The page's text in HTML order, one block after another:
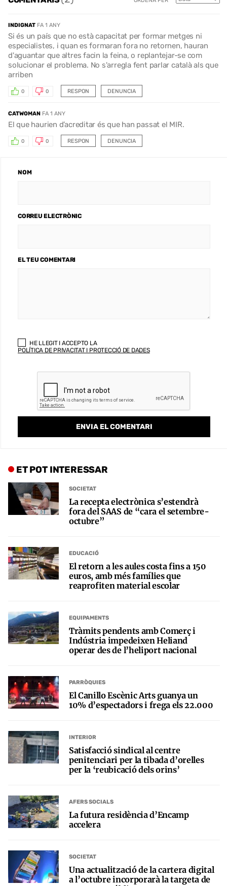
INDIGNAT FA 1 ANY
Si és un país que no està capacitat per formar metges ni
especialistes, i quan es formaran fora no retornen, hauran
d'aguantar que altres facin la feina, o replantejar-se com
solucionar el problema. No s'arregla fent parlar català als que
arriben
RESPON
0 0 DENUNCIA
CATWOMAN FA 1 ANY
El que haurien d’acreditar és que han passat el MIR.
RESPON
0 0 DENUNCIA
NOM
CORREU ELECTRÒNIC
EL TEU COMENTARI
HE LLEGIT I ACCEPTO LA
POLÍTICA DE PRIVACITAT I PROTECCIÓ DE DADES
ET POT INTERESSAR
SOCIETAT
La recepta electrònica s’estendrà
fora del SAAS de “cara el setembre-
octubre”
EDUCACIÓ
El retorn a les aules costa fins a 150
euros, amb més famílies que
reaprofiten material escolar
EQUIPAMENTS
Tràmits pendents amb Comerç i
Indústria impedeixen Heliand
operar des de l’heliport nacional
PARRÒQUIES
El Canillo Escènic Arts guanya un
10% d’espectadors i frega els 22.000
INTERIOR
Satisfacció sindical al centre
penitenciari per la tibada d’orelles
per la ‘reubicació dels orins’
AFERS SOCIALS
La futura residència d’Encamp
accelera
SOCIETAT
Una actualització de la cartera digital
a l’octubre incorporarà la targeta de